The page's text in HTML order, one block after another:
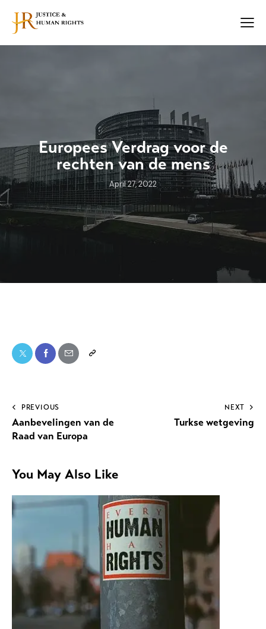
Europees Verdrag voor de
rechten van de mens
April 27, 2022
PREVIOUS
Aanbevelingen van de
Raad van Europa
NEXT
Turkse wetgeving
You May Also Like